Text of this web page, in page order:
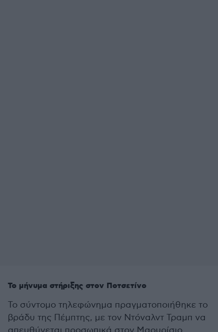
Το μήνυμα στήριξης στον Ποτσετίνο
Το σύντομο τηλεφώνημα πραγματοποιήθηκε το
βράδυ της Πέμπτης, με τον Ντόναλντ Τραμπ να